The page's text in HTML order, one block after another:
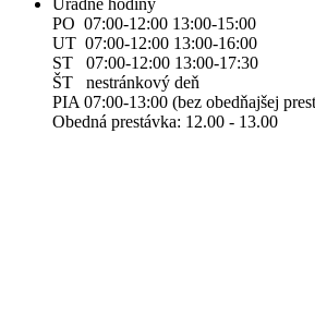
Úradné hodiny
PO 07:00-12:00 13:00-15:00
UT 07:00-12:00 13:00-16:00
ST 07:00-12:00 13:00-17:30
ŠT nestránkový deň
PIA 07:00-13:00 (bez obedňajšej
Obedná prestávka: 12.00 - 13.00